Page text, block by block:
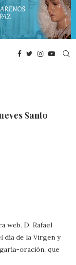
Santo
web, D. Rafael
día de la Virgen y
oración, que